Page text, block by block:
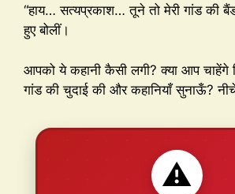
“हाय… सत्यप्रकाश… तूने तो मेरी गांड की
हुए बोलीं।
आपको ये कहानी कैसी लगी? क्या आप चाहेंगे
गांड की चुदाई की और कहानियाँ सुनाऊँ?
⚠️